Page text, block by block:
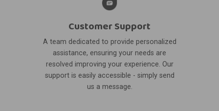
Customer Support
A team dedicated to provide personalized
assistance, ensuring your needs are
resolved improving your experience. Our
support is easily accessible - simply send
us a message.